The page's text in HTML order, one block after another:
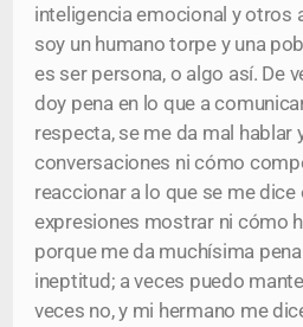
inteligencia emocional y otros
soy un humano torpe y una
es ser persona, o algo así. De
doy pena en lo que a
respecta, se me da mal hablar
conversaciones ni cómo
reaccionar a lo que se me dice
expresiones mostrar ni cómo
porque me da muchísima
ineptitud; a veces puedo
veces no, y mi hermano me